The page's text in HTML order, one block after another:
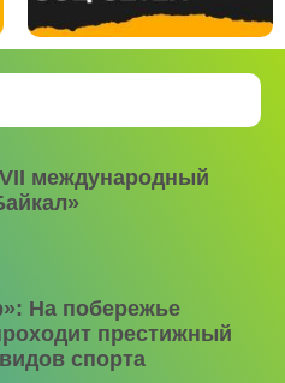
международный
На побережье
престижный
спорта